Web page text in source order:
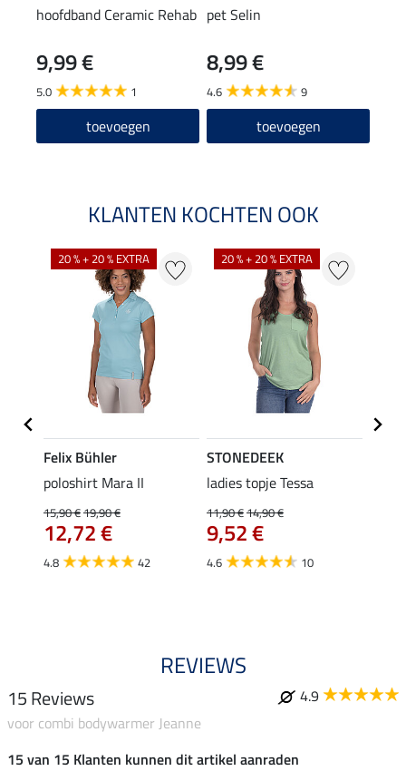
hoofdband Ceramic Rehab
9,99 €
5.0 1
toevoegen
pet Selin
8,99 €
4.6 9
toevoegen
KLANTEN KOCHTEN OOK
20 % + 20 % EXTRA
Felix Bühler
poloshirt Mara II
15,90 €19,90 €
12,72 €
4.8 42
20 % + 20 % EXTRA
STONEDEEK
ladies topje Tessa
11,90 €14,90 €
9,52 €
4.6 10
REVIEWS
15 Reviews
4.9
voor combi bodywarmer Jeanne
15 van 15 Klanten kunnen dit artikel aanraden